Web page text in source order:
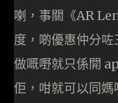
喇，事關《AR
度，啲優惠仲分
做嘅嘢就只係開
佢，咁就可以同媽